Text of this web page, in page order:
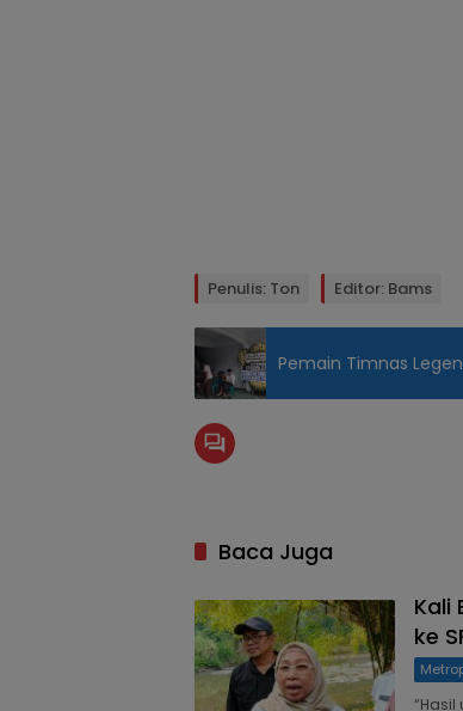
Penulis: Ton Editor: Bams
Pemain Timnas
Baca Juga
Kali
ke